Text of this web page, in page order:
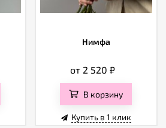
Нимфа
от 2 520 ₽
В корзину
Купить в 1 клик